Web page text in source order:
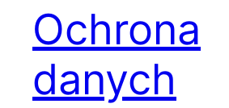
Ochrona
danych